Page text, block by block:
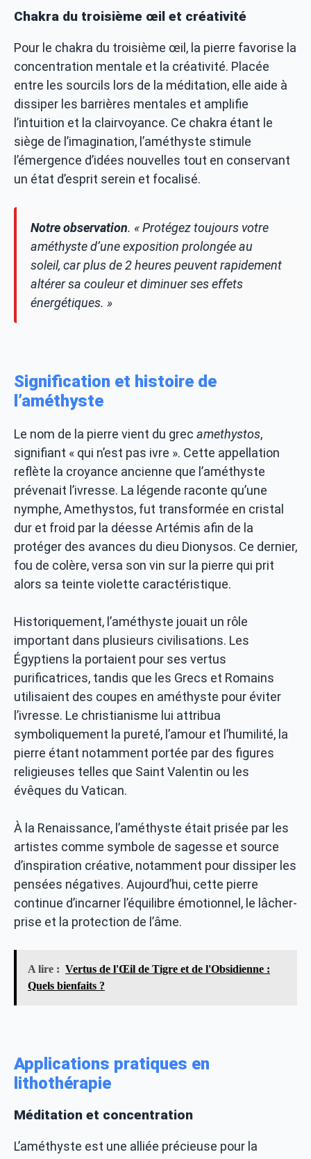
Chakra du troisième œil et créativité
Pour le chakra du troisième œil, la pierre favorise la
concentration mentale et la créativité. Placée
entre les sourcils lors de la méditation, elle aide à
dissiper les barrières mentales et amplifie
l’intuition et la clairvoyance. Ce chakra étant le
siège de l’imagination, l’améthyste stimule
l’émergence d’idées nouvelles tout en conservant
un état d’esprit serein et focalisé.
Notre observation. « Protégez toujours votre
améthyste d’une exposition prolongée au
soleil, car plus de 2 heures peuvent rapidement
altérer sa couleur et diminuer ses effets
énergétiques. »
Signification et histoire de
l’améthyste
Le nom de la pierre vient du grec amethystos,
signifiant « qui n’est pas ivre ». Cette appellation
reflète la croyance ancienne que l’améthyste
prévenait l’ivresse. La légende raconte qu’une
nymphe, Amethystos, fut transformée en cristal
dur et froid par la déesse Artémis afin de la
protéger des avances du dieu Dionysos. Ce dernier,
fou de colère, versa son vin sur la pierre qui prit
alors sa teinte violette caractéristique.
Historiquement, l’améthyste jouait un rôle
important dans plusieurs civilisations. Les
Égyptiens la portaient pour ses vertus
purificatrices, tandis que les Grecs et Romains
utilisaient des coupes en améthyste pour éviter
l’ivresse. Le christianisme lui attribua
symboliquement la pureté, l’amour et l’humilité, la
pierre étant notamment portée par des figures
religieuses telles que Saint Valentin ou les
évêques du Vatican.
À la Renaissance, l’améthyste était prisée par les
artistes comme symbole de sagesse et source
d’inspiration créative, notamment pour dissiper les
pensées négatives. Aujourd’hui, cette pierre
continue d’incarner l’équilibre émotionnel, le lâcher-
prise et la protection de l’âme.
A lire : Vertus de l'Œil de Tigre et de l'Obsidienne :
Quels bienfaits ?
Applications pratiques en
lithothérapie
Méditation et concentration
L’améthyste est une alliée précieuse pour la